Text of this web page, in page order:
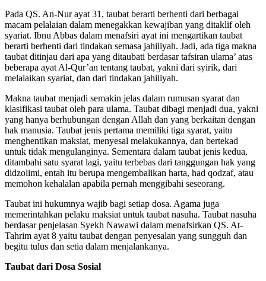
Pada QS. An-Nur ayat 31, taubat berarti berhenti dari berbagai
macam pelalaian dalam menegakkan kewajiban yang ditaklif oleh
syariat. Ibnu Abbas dalam menafsiri ayat ini mengartikan taubat
berarti berhenti dari tindakan semasa jahiliyah. Jadi, ada tiga makna
taubat ditinjau dari apa yang ditaubati berdasar tafsiran ulama’ atas
beberapa ayat Al-Qur’an tentang taubat, yakni dari syirik, dari
melalaikan syariat, dan dari tindakan jahiliyah.
Makna taubat menjadi semakin jelas dalam rumusan syarat dan
klasifikasi taubat oleh para ulama. Taubat dibagi menjadi dua, yakni
yang hanya berhubungan dengan Allah dan yang berkaitan dengan
hak manusia. Taubat jenis pertama memiliki tiga syarat, yaitu
menghentikan maksiat, menyesal melakukannya, dan bertekad
untuk tidak mengulanginya. Sementara dalam taubat jenis kedua,
ditambahi satu syarat lagi, yaitu terbebas dari tanggungan hak yang
didzolimi, entah itu berupa mengembalikan harta, had qodzaf, atau
memohon kehalalan apabila pernah menggibahi seseorang.
Taubat ini hukumnya wajib bagi setiap dosa. Agama juga
memerintahkan pelaku maksiat untuk taubat nasuha. Taubat nasuha
berdasar penjelasan Syekh Nawawi dalam menafsirkan QS. At-
Tahrim ayat 8 yaitu taubat dengan penyesalan yang sungguh dan
begitu tulus dan setia dalam menjalankanya.
Taubat dari Dosa Sosial